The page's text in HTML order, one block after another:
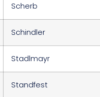
Scherb
Schindler
Stadlmayr
Standfest